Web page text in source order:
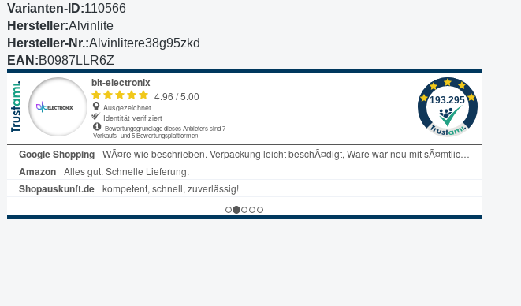
Varianten-ID:110566
Hersteller:Alvinlite
Hersteller-Nr.:Alvinlitere38g95zkd
EAN:B0987LLR6Z